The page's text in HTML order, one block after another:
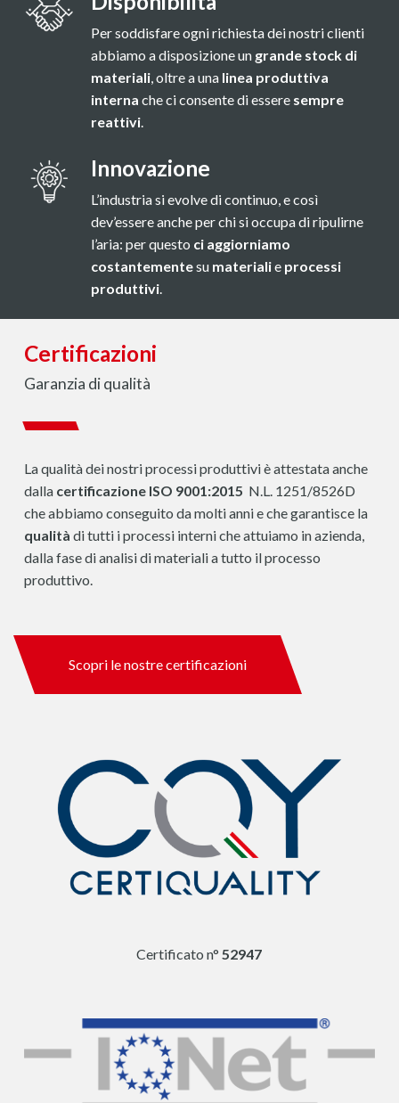
Per soddisfare ogni richiesta dei nostri clienti
abbiamo a disposizione un grande stock di
materiali, oltre a una linea produttiva
interna che ci consente di essere sempre
reattivi.
Innovazione
L’industria si evolve di continuo, e così
dev’essere anche per chi si occupa di ripulirne
l’aria: per questo ci aggiorniamo
costantementesu materialie processi
produttivi.
Certificazioni
Garanzia di qualità
La qualità dei nostri processi produttivi è attestata anche
dalla certificazione ISO 9001:2015 N.L. 1251/8526D
che abbiamo conseguito da molti anni e che garantisce la
qualità di tutti i processi interni che attuiamo in azienda,
dalla fase di analisi di materiali a tutto il processo
produttivo.
Scopri le nostre certificazioni
Certificato n°52947